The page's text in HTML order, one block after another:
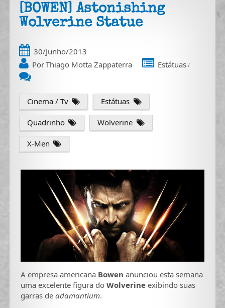
[BOWEN] Astonishing
Wolverine Statue
30/Junho/2013
PorThiago Motta Zappaterra Estátuas/
Cinema / Tv Estátuas
Quadrinho Wolverine
X-Men
A empresa americana Bowen anunciou esta semana
uma excelente figura doWolverine exibindo suas
garras deadamantium.